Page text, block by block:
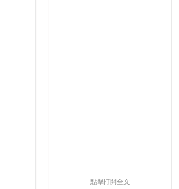
點擊打開全文